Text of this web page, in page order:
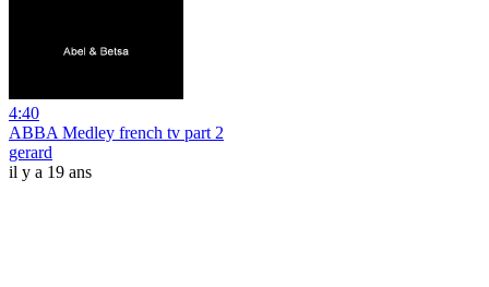
4:40
ABBA Medley french tv part 2
gerard
il y a 19 ans